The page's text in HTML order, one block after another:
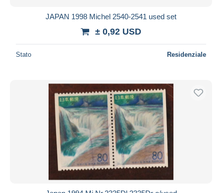
JAPAN 1998 Michel 2540-2541 used set
± 0,92 USD
Stato Residenziale